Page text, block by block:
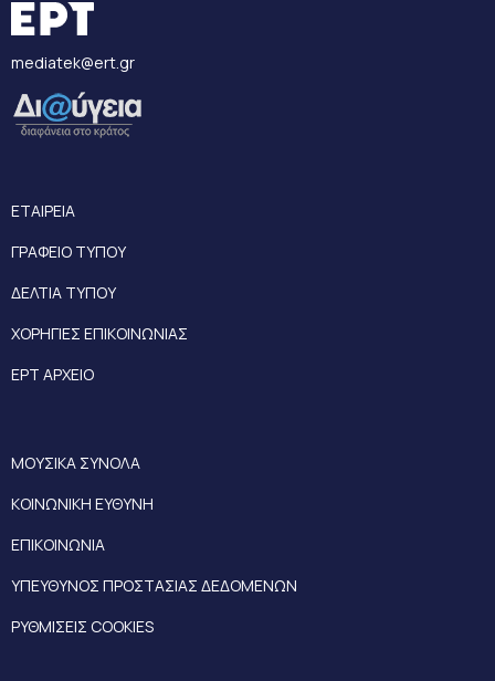
mediatek@ert.gr
ΕΤΑΙΡΕΙΑ
ΓΡΑΦΕΙΟ ΤΥΠΟΥ
ΔΕΛΤΙΑ ΤΥΠΟΥ
ΧΟΡΗΓΙΕΣ ΕΠΙΚΟΙΝΩΝΙΑΣ
ΕΡΤ ΑΡΧΕΙΟ
ΜΟΥΣΙΚΑ ΣΥΝΟΛΑ
ΚΟΙΝΩΝΙΚΗ ΕΥΘΥΝΗ
ΕΠΙΚΟΙΝΩΝΙΑ
ΥΠΕΥΘΥΝΟΣ ΠΡΟΣΤΑΣΙΑΣ ΔΕΔΟΜΕΝΩΝ
ΡΥΘΜΙΣΕΙΣ COOKIES